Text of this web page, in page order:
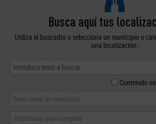
Busca aquí tus
Utiliza el buscador o selecciona un municipio o
una localización.
Contenido
Selecciona un municipio
Selecciona una categoría